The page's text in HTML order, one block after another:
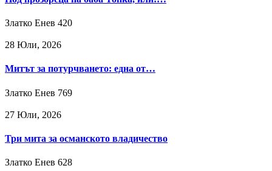
Златко Енев 420
28 Юли, 2026
Митът за потурчването: една от…
Златко Енев 769
27 Юли, 2026
Три мита за османското владичество
Златко Енев 628